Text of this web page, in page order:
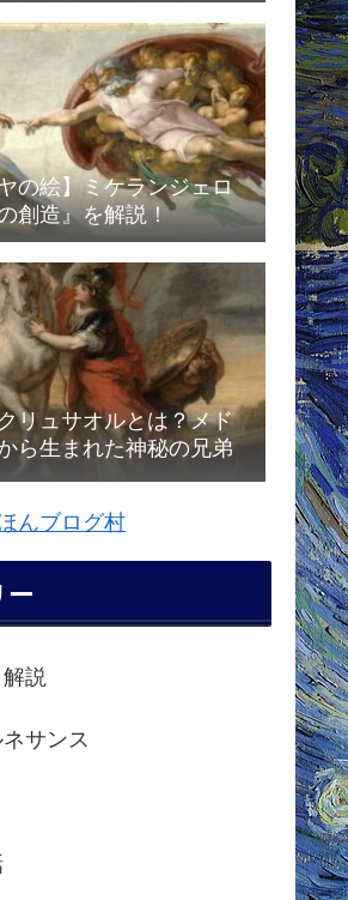
の絵】ミケランジェロ
創造』を解説！
リュサオルとは？メド
ら生まれた神秘の兄弟
んブログ村
ー
説
サンス